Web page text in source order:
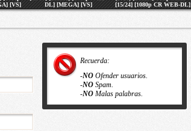
[VS]
DL] [MEGA] [VS]
[15/24] [1080p CR WEB-DL]
[MEGA] [VS]
Recuerda:
-NO Ofender usuarios.
-NO Spam.
-NO Malas palabras.